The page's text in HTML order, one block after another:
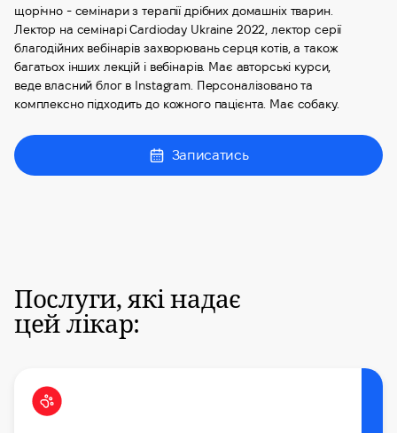
щорічно - семінари з терапії дрібних домашніх тварин.
Лектор на семінарі Cardioday Ukraine 2022, лектор серії
благодійних вебінарів захворювань серця котів, а також
багатьох інших лекцій і вебінарів. Має авторські курси,
веде власний блог в Instagram. Персоналізовано та
комплексно підходить до кожного пацієнта. Має собаку.
Записатись
Послуги, які надає
цей лікар: